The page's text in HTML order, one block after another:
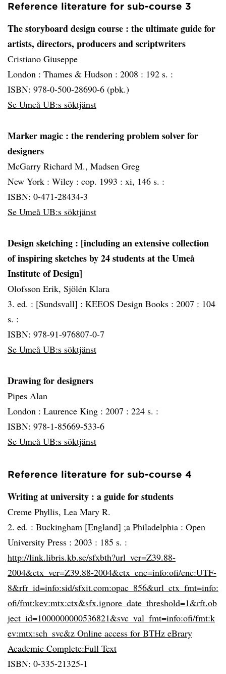
Reference literature for sub-course 3
The storyboard design course : the ultimate guide for
artists, directors, producers and scriptwriters
Cristiano Giuseppe
London : Thames & Hudson : 2008 : 192 s. :
ISBN: 978-0-500-28690-6 (pbk.)
Se Umeå UB:s söktjänst
Marker magic : the rendering problem solver for
designers
McGarry Richard M., Madsen Greg
New York : Wiley : cop. 1993 : xi, 146 s. :
ISBN: 0-471-28434-3
Se Umeå UB:s söktjänst
Design sketching : [including an extensive collection
of inspiring sketches by 24 students at the Umeå
Institute of Design]
Olofsson Erik, Sjölén Klara
3. ed. : [Sundsvall] : KEEOS Design Books : 2007 : 104
s. :
ISBN: 978-91-976807-0-7
Se Umeå UB:s söktjänst
Drawing for designers
Pipes Alan
London : Laurence King : 2007 : 224 s. :
ISBN: 978-1-85669-533-6
Se Umeå UB:s söktjänst
Reference literature for sub-course 4
Writing at university : a guide for students
Creme Phyllis, Lea Mary R.
2. ed. : Buckingham [England] ;a Philadelphia : Open
University Press : 2003 : 185 s. :
http://link.libris.kb.se/sfxbth?url_ver=Z39.88-
2004&ctx_ver=Z39.88-2004&ctx_enc=info:ofi/enc:UTF-
8&rfr_id=info:sid/sfxit.com:opac_856&url_ctx_fmt=info:
ofi/fmt:kev:mtx:ctx&sfx.ignore_date_threshold=1&rft.ob
ject_id=1000000000536821&svc_val_fmt=info:ofi/fmt:k
ev:mtx:sch_svc&z Online access for BTHz eBrary
Academic Complete:Full Text
ISBN: 0-335-21325-1